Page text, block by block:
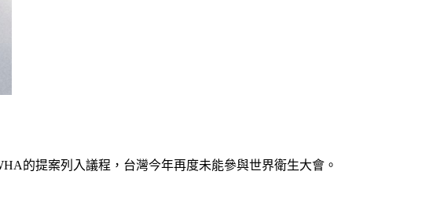
的提案列入議程，台灣今年再度未能參與世界衛生大會。